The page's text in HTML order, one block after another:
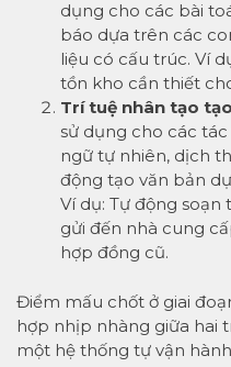
dụng cho các bài
báo dựa trên các
liệu có cấu trúc. Ví
tồn kho cần thiết
Trí tuệ nhân tạo
sử dụng cho các
ngữ tự nhiên, dịch
động tạo văn bản
Ví dụ: Tự động
gửi đến nhà cung
hợp đồng cũ.
Điểm mấu chốt ở giai
hợp nhịp nhàng giữa hai
một hệ thống tự vận